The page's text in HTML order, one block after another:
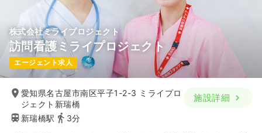
株式会社ミライプロジェクト
訪問看護ミライプロジェクト
エージェント求人
愛知県名古屋市南区平子1-2-3 ミライプロ
ジェクト新瑞橋
新瑞橋駅
3分
施設詳細